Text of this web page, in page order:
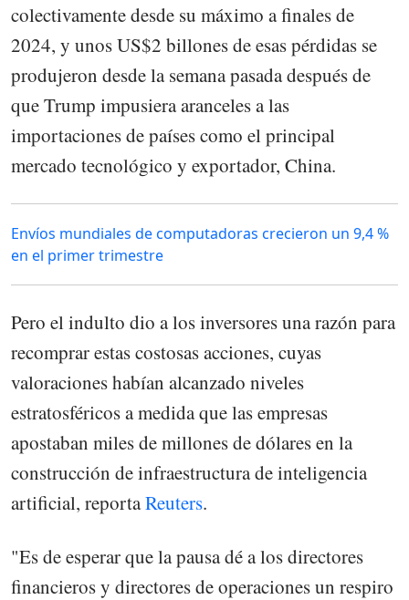
colectivamente desde su máximo a finales de
2024, y unos US$2 billones de esas pérdidas se
produjeron desde la semana pasada después de
que Trump impusiera aranceles a las
importaciones de países como el principal
mercado tecnológico y exportador, China.
Envíos mundiales de computadoras crecieron un 9,4 %
en el primer trimestre
Pero el indulto dio a los inversores una razón para
recomprar estas costosas acciones, cuyas
valoraciones habían alcanzado niveles
estratosféricos a medida que las empresas
apostaban miles de millones de dólares en la
construcción de infraestructura de inteligencia
artificial, reportaReuters.
"Es de esperar que la pausa dé a los directores
financieros y directores de operaciones un respiro